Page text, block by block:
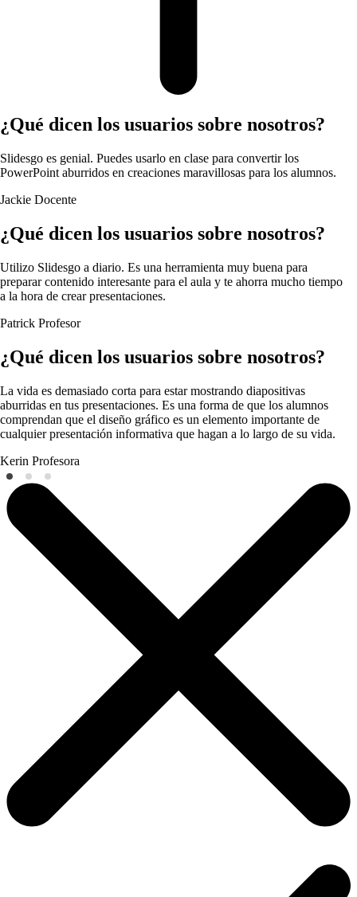
¿Qué dicen los usuarios sobre nosotros?
Slidesgo es genial. Puedes usarlo en clase para convertir los
PowerPoint aburridos en creaciones maravillosas para los alumnos.
Jackie Docente
¿Qué dicen los usuarios sobre nosotros?
Utilizo Slidesgo a diario. Es una herramienta muy buena para
preparar contenido interesante para el aula y te ahorra mucho tiempo
a la hora de crear presentaciones.
Patrick Profesor
¿Qué dicen los usuarios sobre nosotros?
La vida es demasiado corta para estar mostrando diapositivas
aburridas en tus presentaciones. Es una forma de que los alumnos
comprendan que el diseño gráfico es un elemento importante de
cualquier presentación informativa que hagan a lo largo de su vida.
Kerin Profesora